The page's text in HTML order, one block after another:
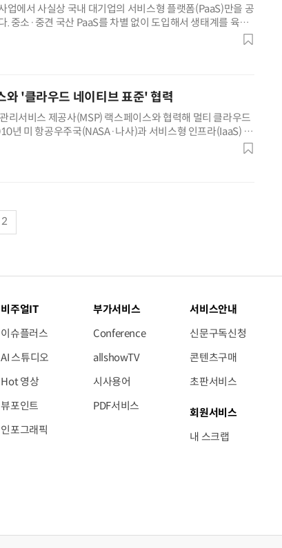
업에서 사실상 국내 대기업의 서비스형 플랫폼(PaaS)만을 공
. 중소·중견 국산 PaaS를 차별 없이 도입해서 생태계를 육성
업 기회 박탈이 예상되는 국내 상용 PaaS
와 '클라우드 네이티브 표준' 협력
리서비스 제공사(MSP) 랙스페이스와 협력해 멀티 클라우드
년 미 항공우주국(NASA·나사)과 서비스형 인프라(IaaS) 형
로젝트 '오픈스택'을 진행했다. 양사는 클라우
2
“계속 쫓아왔다”…도망치던 우크라 민간인 공격한 러 자폭 드론 진정한 우정?…친구 구하려다 둘 다 의자 틈에 목이 낀 순간
비주얼IT
이슈플러스
AI 스튜디오
Hot 영상
뷰포인트
인포그래픽
부가서비스
Conference
allshowTV
시사용어
PDF서비스
서비스안내
신문구독신청
콘텐츠구매
초판서비스
회원서비스
내 스크랩